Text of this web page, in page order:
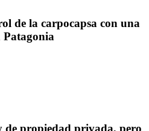
de la carpocapsa con una
Patagonia